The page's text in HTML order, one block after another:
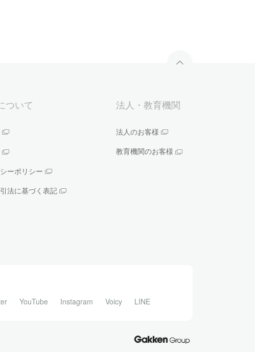
ついて
ーポリシー
法に基づく表記
法人・教育機関
法人のお客様
教育機関のお客様
YouTube Instagram Voicy LINE